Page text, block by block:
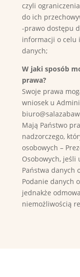
czyli
do ich
-prawo dostępu
informacji o celu
danych;
W jaki sposób
prawa?
Swoje prawa
wniosek u
Mają Państwo
nadzorczego,
osobowych –
Osobowych, jeśli
Państwa danych
Podanie danych
jednakże
niemożliwością